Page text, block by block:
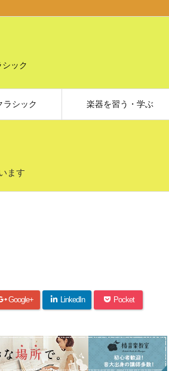
ック
ラシック 楽器を習う・学ぶ
ます
Google+ LinkedIn Pocket